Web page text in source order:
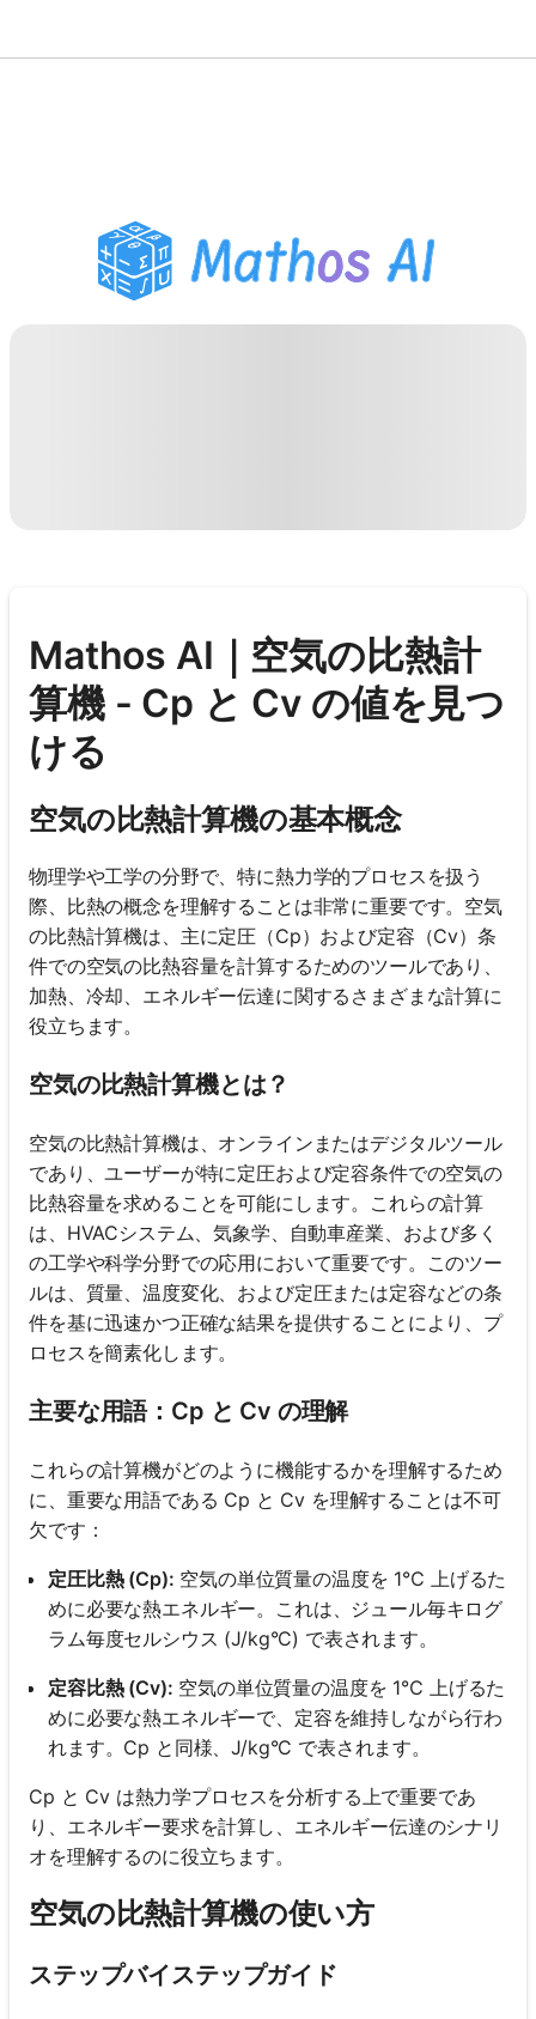
PDF宿題ヘルパー
学習ツール
Mathos AI｜空気の比熱計
算機 - Cp と Cv の値を見つ
ける
空気の比熱計算機の基本概念
物理学や工学の分野で、特に熱力学的プロセスを扱う
際、比熱の概念を理解することは非常に重要です。空気
の比熱計算機は、主に定圧（Cp）および定容（Cv）条
件での空気の比熱容量を計算するためのツールであり、
加熱、冷却、エネルギー伝達に関するさまざまな計算に
役立ちます。
空気の比熱計算機とは？
空気の比熱計算機は、オンラインまたはデジタルツール
であり、ユーザーが特に定圧および定容条件での空気の
比熱容量を求めることを可能にします。これらの計算
は、HVACシステム、気象学、自動車産業、および多く
の工学や科学分野での応用において重要です。このツー
ルは、質量、温度変化、および定圧または定容などの条
件を基に迅速かつ正確な結果を提供することにより、プ
ロセスを簡素化します。
主要な用語：Cp と Cv の理解
これらの計算機がどのように機能するかを理解するため
に、重要な用語である Cp と Cv を理解することは不可
欠です：
定圧比熱 (Cp): 空気の単位質量の温度を 1℃ 上げるた
めに必要な熱エネルギー。これは、ジュール毎キログ
ラム毎度セルシウス (J/kg°C) で表されます。
定容比熱 (Cv): 空気の単位質量の温度を 1℃ 上げるた
めに必要な熱エネルギーで、定容を維持しながら行わ
れます。Cp と同様、J/kg°C で表されます。
Cp と Cv は熱力学プロセスを分析する上で重要であ
り、エネルギー要求を計算し、エネルギー伝達のシナリ
オを理解するのに役立ちます。
空気の比熱計算機の使い方
ステップバイステップガイド